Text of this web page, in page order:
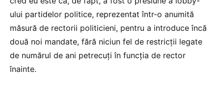
ului partidelor politice, reprezentat într-o anumită
măsură de rectorii politicieni, pentru a introduce încă
două noi mandate, fără niciun fel de restricții legate
de numărul de ani petrecuți în funcția de rector
înainte.